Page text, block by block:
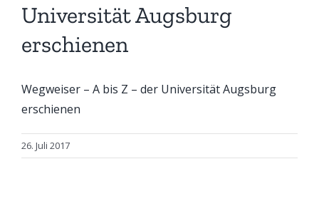
Universität Augsburg
erschienen
Wegweiser – A bis Z – der Universität Augsburg
erschienen
26. Juli 2017